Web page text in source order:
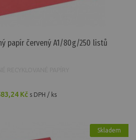
papír červený A1/80g/250 listů
Kč s DPH / ks
Skladem